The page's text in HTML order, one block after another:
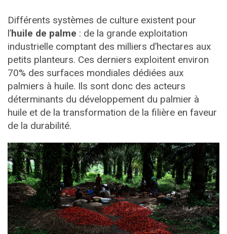
Différents systèmes de culture existent pour
l’huile de palme : de la grande exploitation
industrielle comptant des milliers d’hectares aux
petits planteurs. Ces derniers exploitent environ
70% des surfaces mondiales dédiées aux
palmiers à huile. Ils sont donc des acteurs
déterminants du développement du palmier à
huile et de la transformation de la filière en faveur
de la durabilité.